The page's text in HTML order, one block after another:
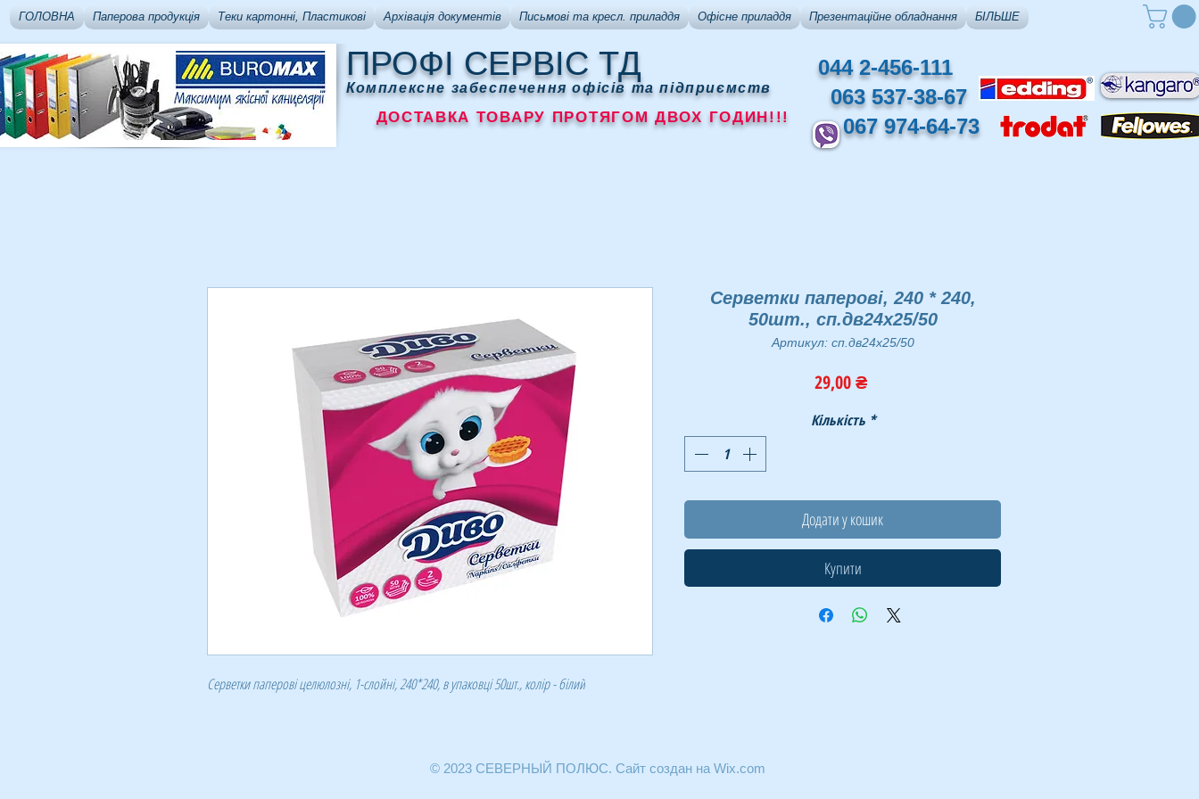
ГОЛОВНА Паперова продукція Теки картонні, Пластикові Архівація документів Письмові та кресл. приладдя Офісне приладдя Презентаційне обладнання БІЛЬШЕ
ПРОФІ СЕРВІС ТД
Комплексне забеспечення офісів та підприємств
ДОСТАВКА ТОВАРУ ПРОТЯГОМ ДВОХ ГОДИН!!!
044 2-456-111
063 537-38-67
067 974-64-73
Серветки паперові целюлозні, 1-слойні, 240*240, в упаковці 50шт., колір - білий
Серветки паперові, 240 * 240,
50шт., сп.дв24х25/50
Артикул: сп.дв24х25/50
29,00 ₴Ціна
Кількість *
Додати у кошик
Купити
© 2023 СЕВЕРНЫЙ ПОЛЮС. Сайт создан на Wix.com